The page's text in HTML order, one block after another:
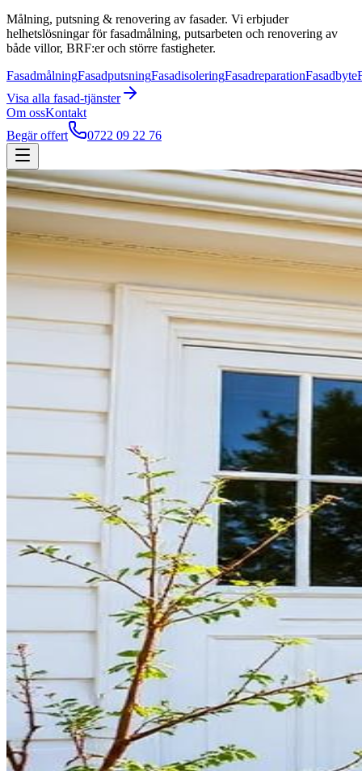
Målning, putsning & renovering av fasader. Vi erbjuder
helhetslösningar för fasadmålning, putsarbeten och renovering av
både villor, BRF:er och större fastigheter.
FasadmålningFasadputsningFasadisoleringFasadreparationFasadbyte
Visa alla fasad-tjänster
Om ossKontakt
Begär offert
0722 09 22 76